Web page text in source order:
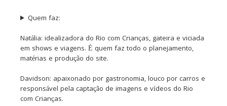
Quem faz:
Natália: idealizadora do Rio com Crianças, gateira e viciada
em shows e viagens. É quem faz todo o planejamento,
matérias e produção do site.
Davidson: apaixonado por gastronomia, louco por carros e
responsável pela captação de imagens e vídeos do Rio
com Crianças.